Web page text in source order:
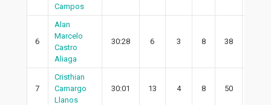
Campos
6
Alan
Marcelo
Castro
Aliaga
30:28 6 3 8 38
7
Cristhian
Camargo
Llanos
30:01 13 4 8 50